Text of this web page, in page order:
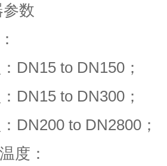
数
DN15 to DN150 ；
DN15 to DN300 ；
DN200 to DN2800 ；
度：